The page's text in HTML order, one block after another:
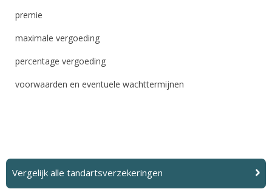
premie
maximale vergoeding
percentage vergoeding
voorwaarden en eventuele wachttermijnen
Vergelijk alle tandartsverzekeringen